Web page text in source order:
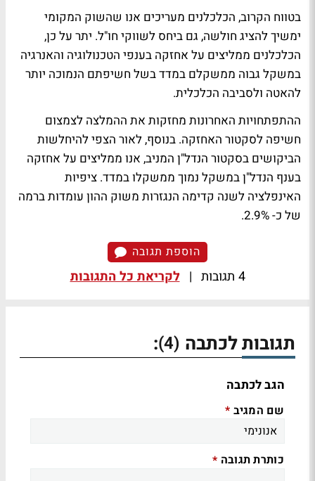
בטווח הקרוב, הכלכלנים מעריכים אנו שהשוק המקומי
ימשיך להציג חולשה, גם ביחס לשווקי חו"ל. יתר על כן,
הכלכלנים ממליצים על אחזקה בענפי הטכנולוגיה והאנרגיה
במשקל גבוה ממשקלם במדד בשל חשיפתם הנמוכה יותר
להאטה ולסביבה הכלכלית.
ההתפתחויות האחרונות מחזקות את ההמלצה לצמצום
חשיפה לסקטור האחזקה. בנוסף, לאור הצפי להיחלשות
הביקושים בסקטור הנדל"ן המניב, אנו ממליצים על אחזקה
בענף הנדל"ן במשקל נמוך ממשקלו במדד. ציפיות
האינפלציה לשנה קדימה הנגזרות משוק ההון עומדות ברמה
של כ- 2.9%.
הוספת תגובה
4 תגובות | לקריאת כל התגובות
תגובות לכתבה (4)
:
הגב לכתבה
שם המגיב *
כותרת תגובה *